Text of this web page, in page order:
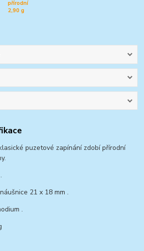
přírodní
2,90 g
puzetové zapínání zdobí přírodní
21 x 18 mm .
.